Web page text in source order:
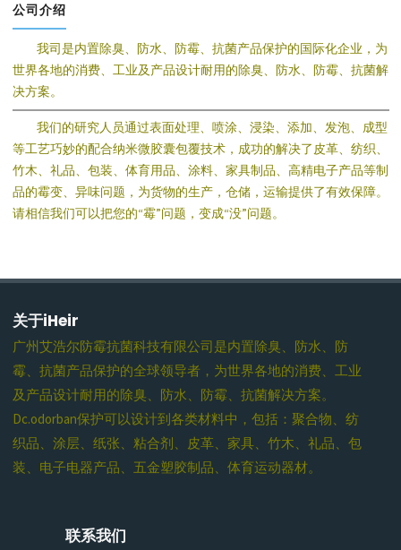
公司介绍
我司是内置除臭、防水、防霉、抗菌产品保护的国际化企业，为
世界各地的消费、工业及产品设计耐用的除臭、防水、防霉、抗菌解
决方案。
我们的研究人员通过表面处理、喷涂、浸染、添加、发泡、成型
等工艺巧妙的配合纳米微胶囊包覆技术，成功的解决了皮革、纺织、
竹木、礼品、包装、体育用品、涂料、家具制品、高精电子产品等制
品的霉变、异味问题，为货物的生产，仓储，运输提供了有效保障。
请相信我们可以把您的“霉”问题，变成“没”问题。
关于iHeir
广州艾浩尔防霉抗菌科技有限公司是内置除臭、防水、防
霉、抗菌产品保护的全球领导者，为世界各地的消费、工业
及产品设计耐用的除臭、防水、防霉、抗菌解决方案。
Dc.odorban保护可以设计到各类材料中，包括：聚合物、纺
织品、涂层、纸张、粘合剂、皮革、家具、竹木、礼品、包
装、电子电器产品、五金塑胶制品、体育运动器材。
联系我们